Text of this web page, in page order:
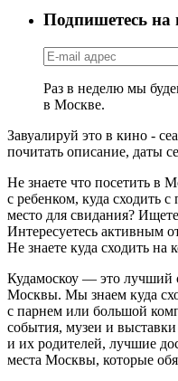
Подпишетесь на
Раз в неделю мы
в Москве.
Завуалируй это в кино -
почитать описание, даты
Не знаете что посетить в
с ребенком, куда сходить
место для свидания?
Интересуетесь активным
Не знаете куда сходить на
Кудамоскоу — это лучший
Москвы. Мы знаем куда
с парнем или большой
события, музеи и
и их родителей, лучшие
места Москвы, которые